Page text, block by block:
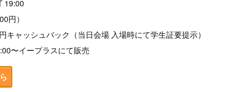
19:00
円）
キャッシュバック（当日会場 入場時にて学生証要提示）
〜イープラスにて販売